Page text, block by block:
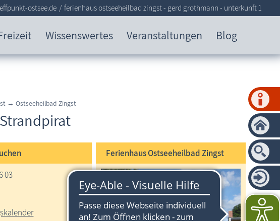
Wissenswertes Veranstaltungen Blog
ostsee.de ferienhaus ostseeheilbad zingst - gerd grothmann - unterkunft 1
→ Ostseeheilbad Zingst
03
Ferienhaus Ostseeheilbad Zingst